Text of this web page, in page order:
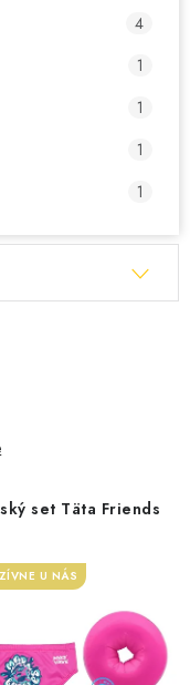
4
1
1
1
1
set Täta Friends
U NÁS